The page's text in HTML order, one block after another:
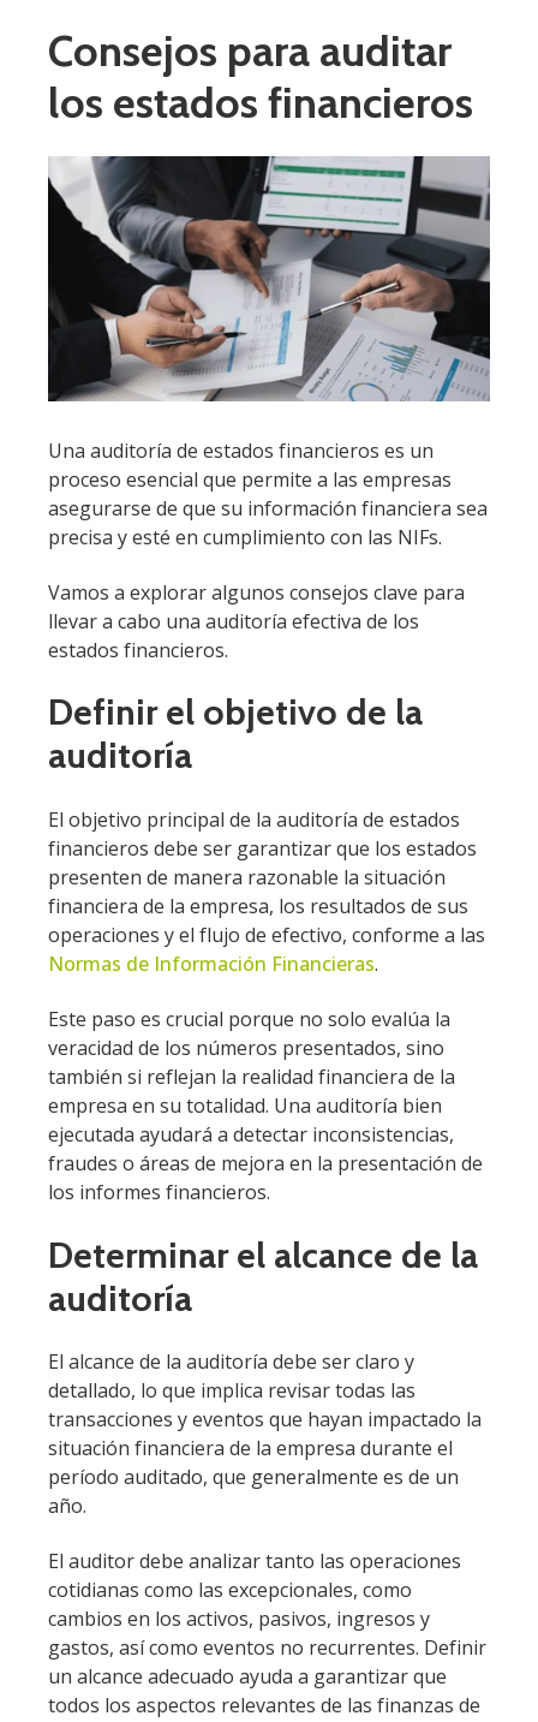
Consejos para auditar
los estados financieros
Una auditoría de estados financieros es un
proceso esencial que permite a las empresas
asegurarse de que su información financiera sea
precisa y esté en cumplimiento con las NIFs.
Vamos a explorar algunos consejos clave para
llevar a cabo una auditoría efectiva de los
estados financieros.
Definir el objetivo de la
auditoría
El objetivo principal de la auditoría de estados
financieros debe ser garantizar que los estados
presenten de manera razonable la situación
financiera de la empresa, los resultados de sus
operaciones y el flujo de efectivo, conforme a las
Normas de Información Financieras.
Este paso es crucial porque no solo evalúa la
veracidad de los números presentados, sino
también si reflejan la realidad financiera de la
empresa en su totalidad. Una auditoría bien
ejecutada ayudará a detectar inconsistencias,
fraudes o áreas de mejora en la presentación de
los informes financieros.
Determinar el alcance de la
auditoría
El alcance de la auditoría debe ser claro y
detallado, lo que implica revisar todas las
transacciones y eventos que hayan impactado la
situación financiera de la empresa durante el
período auditado, que generalmente es de un
año.
El auditor debe analizar tanto las operaciones
cotidianas como las excepcionales, como
cambios en los activos, pasivos, ingresos y
gastos, así como eventos no recurrentes. Definir
un alcance adecuado ayuda a garantizar que
todos los aspectos relevantes de las finanzas de